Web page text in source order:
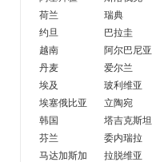
荷兰
瑞典
约旦
巴拉圭
越南
阿尔巴尼亚
丹麦
爱尔兰
埃及
玻利维亚
埃塞俄比亚
立陶宛
韩国
塔吉克斯坦
芬兰
委内瑞拉
马达加斯加
拉脱维亚